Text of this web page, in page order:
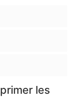
les